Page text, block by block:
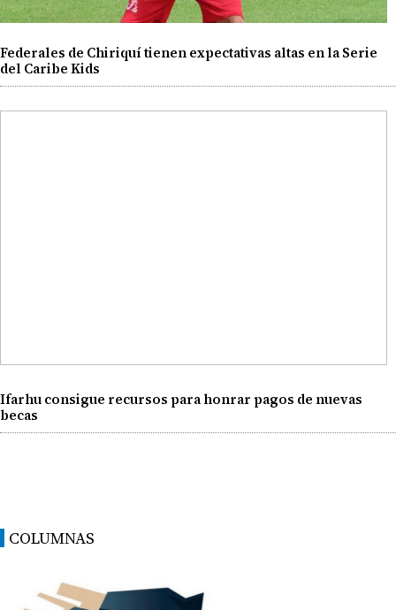
Federales de Chiriquí tienen expectativas altas en la Serie
del Caribe Kids
Ifarhu consigue recursos para honrar pagos de nuevas
becas
COLUMNAS